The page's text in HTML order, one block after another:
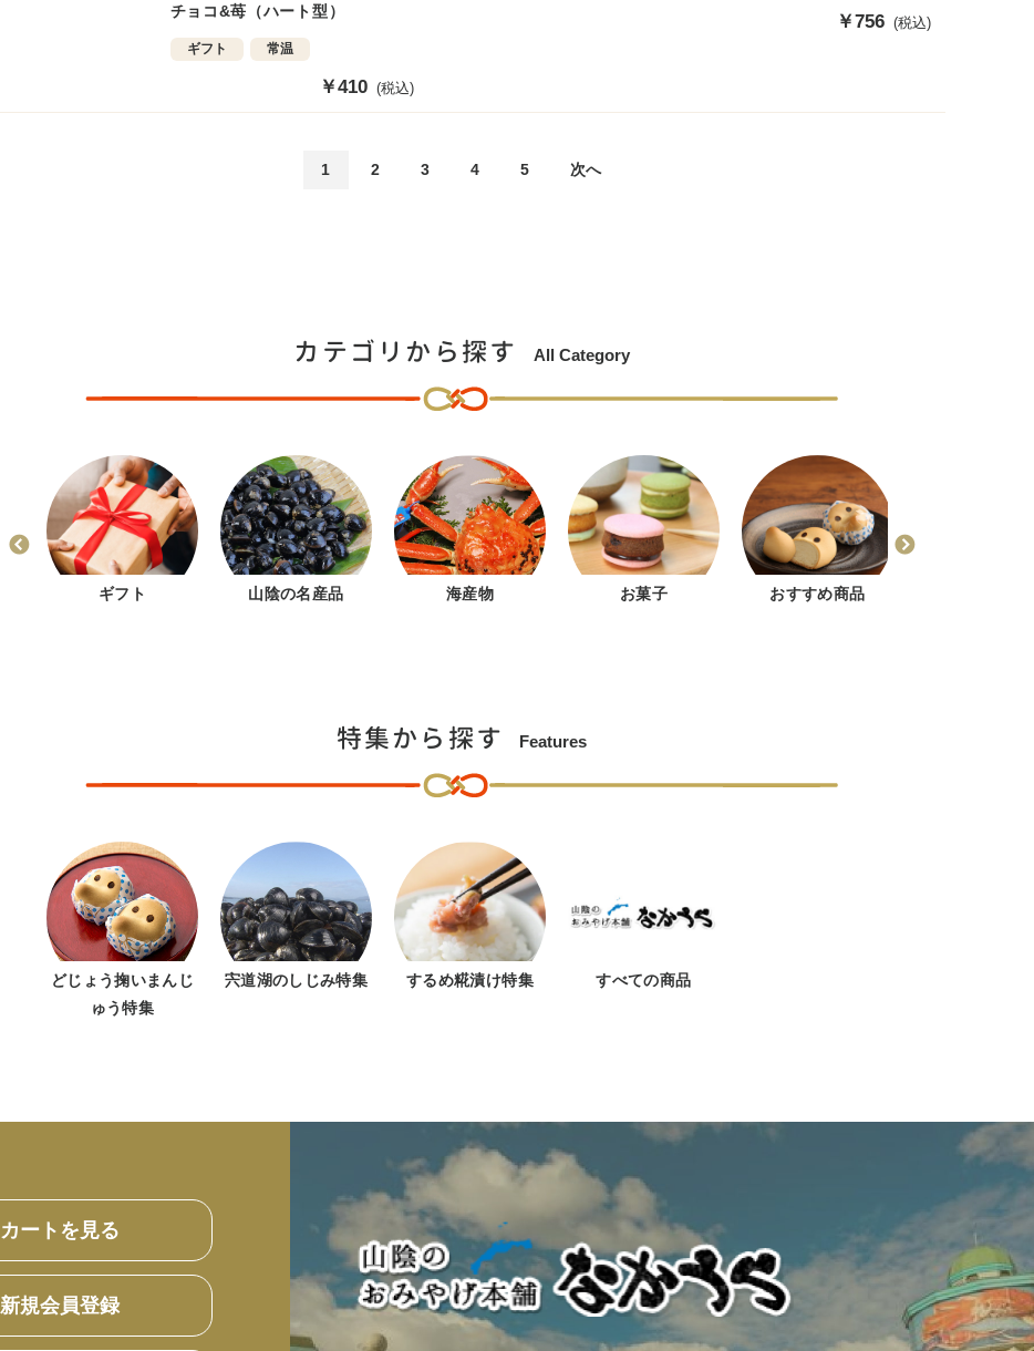
チョコ&苺（ハート型）
ギフト 常温
販
売
￥410 (税込)
販
￥756 (税込)
1 2 3 4 5 次へ
カテゴリから探す All Category
ギフト 山陰の名産品 海産物 お菓子 おすすめ商品
特集から探す Features
どじょう掬いまんじ
ゅう特集
宍道湖のしじみ特集 するめ糀漬け特集 すべての商品
カートを見る
新規会員登録